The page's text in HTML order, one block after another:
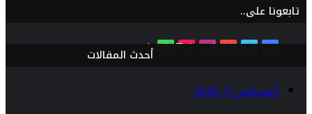
تابعونا على..
فيسبوك
تويتريوتيوبانستقرام
TikTokواتسابأحدث المقالات
أغسطس 5, 2026